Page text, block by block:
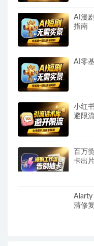
AI漫
指南
AI零
小红
避限
百万
卡出
Aiarty
清修复